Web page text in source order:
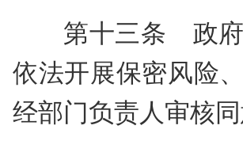
第十三条 政府
依法开展保密风险
经部门负责人审核同